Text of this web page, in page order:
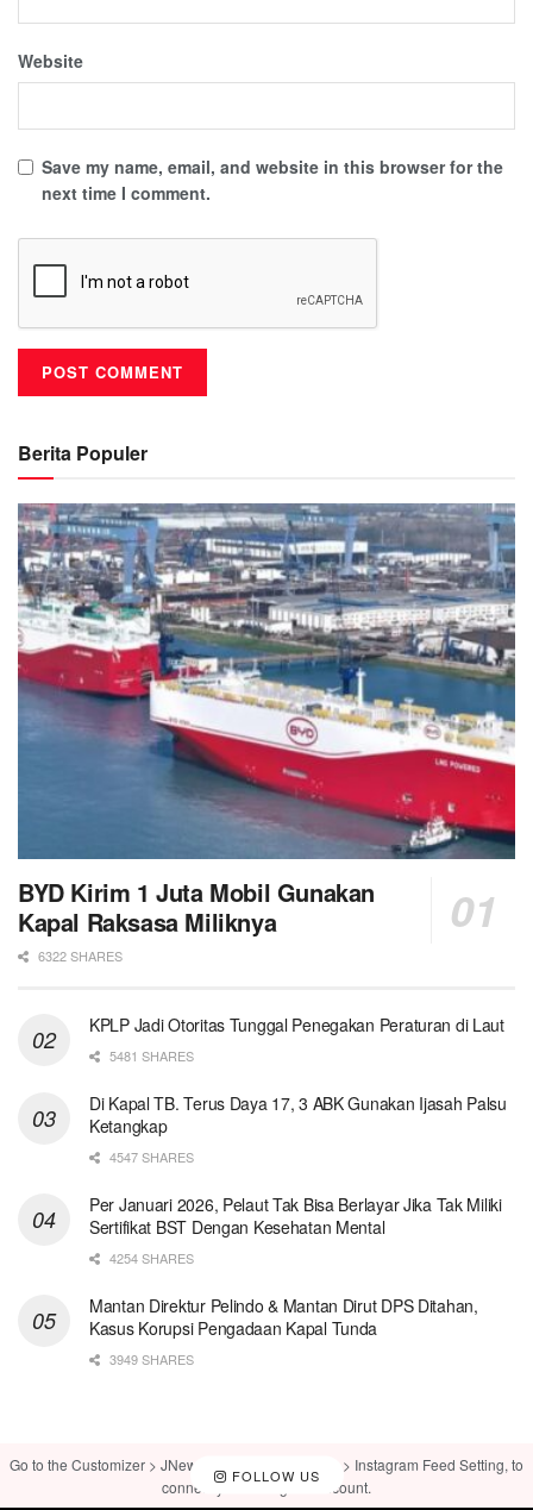
Website
Save my name, email, and website in this browser for the
next time I comment.
Berita Populer
BYD Kirim 1 Juta Mobil Gunakan
Kapal Raksasa Miliknya
6322 SHARES
KPLP Jadi Otoritas Tunggal Penegakan Peraturan di Laut
5481 SHARES
Di Kapal TB. Terus Daya 17, 3 ABK Gunakan Ijasah Palsu
Ketangkap
4547 SHARES
Per Januari 2026, Pelaut Tak Bisa Berlayar Jika Tak Miliki
Sertifikat BST Dengan Kesehatan Mental
4254 SHARES
Mantan Direktur Pelindo & Mantan Dirut DPS Ditahan,
Kasus Korupsi Pengadaan Kapal Tunda
3949 SHARES
FOLLOW US
Go to the Customizer > JNews : Social, Like & View > Instagram Feed Setting, to
connect your Instagram account.